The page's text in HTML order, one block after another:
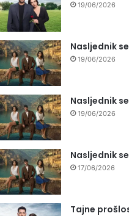
19/06/2026
Nasljednik
19/06/2026
Nasljednik
19/06/2026
Nasljednik
17/06/2026
Tajne